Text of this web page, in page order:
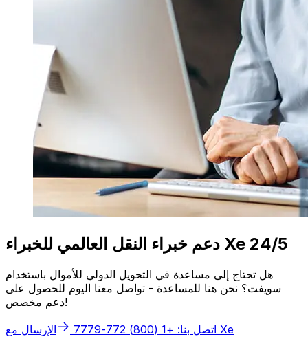
دعم خبراء النقل العالمي للخبراء Xe 24/5
هل تحتاج إلى مساعدة في التحويل الدولي للأموال باستخدام
سويفت؟ نحن هنا للمساعدة - تواصل معنا اليوم للحصول على
دعم مخصص!
اتصل بنا: +1 (800) 772-7779 الإرسال مع Xe